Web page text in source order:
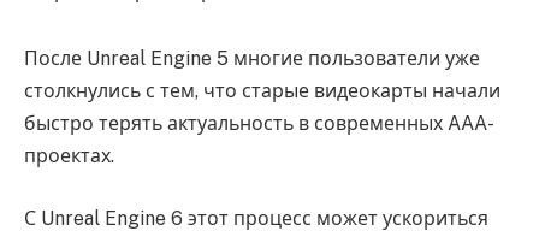
После Unreal Engine 5 многие пользователи уже
столкнулись с тем, что старые видеокарты начали
быстро терять актуальность в современных AAA-
проектах.
С Unreal Engine 6 этот процесс может ускориться